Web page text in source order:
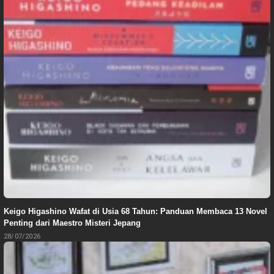
Keigo Higashino Wafat di Usia 68 Tahun: Panduan Membaca 13 Novel
Penting dari Maestro Misteri Jepang
28/07/2026